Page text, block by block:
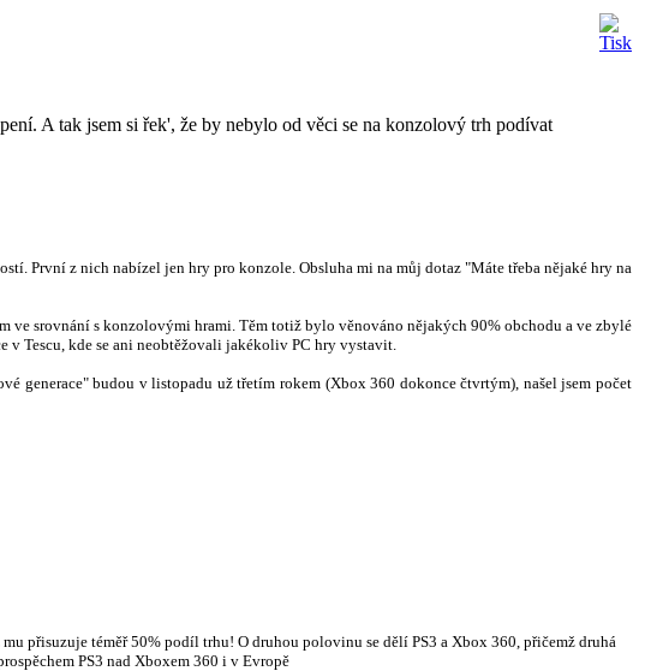
A tak jsem si řek', že by nebylo od věci se na konzolový trh podívat
První z nich nabízel jen hry pro konzole. Obsluha mi na můj dotaz "Máte třeba nějaké hry na
ve srovnání s konzolovými hrami. Těm totiž bylo věnováno nějakých 90% obchodu a ve zbylé
v Tescu, kde se ani neobtěžovali jakékoliv PC hry vystavit.
generace" budou v listopadu už třetím rokem (Xbox 360 dokonce čtvrtým), našel jsem počet
přisuzuje téměř 50% podíl trhu! O druhou polovinu se dělí PS3 a Xbox 360, přičemž druhá
PS3 nad Xboxem 360 i v Evropě